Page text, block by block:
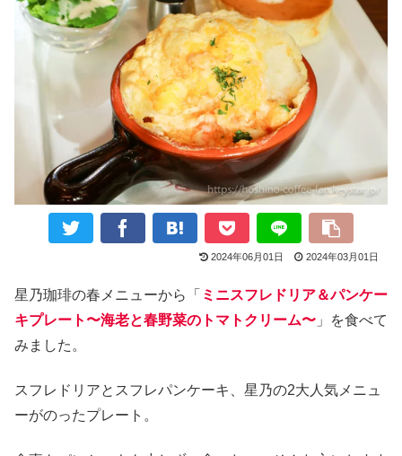
2024年06月01日 2024年03月01日
星乃珈琲の春メニューから「 ミニスフレドリア＆パンケー
キプレート〜海老と春野菜のトマトクリーム〜 」を食べて
みました。
スフレドリアとスフレパンケーキ、星乃の2大人気メニュ
ーがのったプレート。